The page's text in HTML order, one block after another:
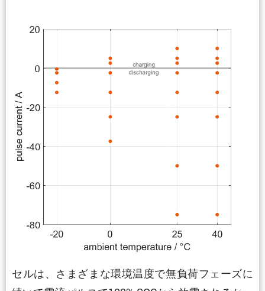
セルは、さまざまな環境温度で無負荷フェーズに